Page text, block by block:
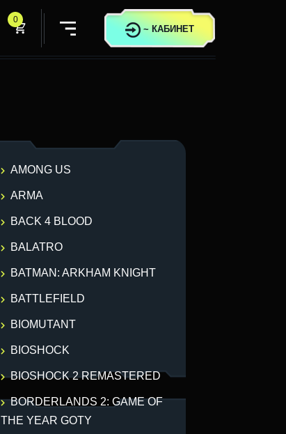
0
~ КАБИНЕТ
AMONG US
ARMA
BACK 4 BLOOD
BALATRO
BATMAN: ARKHAM KNIGHT
BATTLEFIELD
BIOMUTANT
BIOSHOCK
BIOSHOCK 2 REMASTERED
BORDERLANDS 2: GAME OF
THE YEAR GOTY